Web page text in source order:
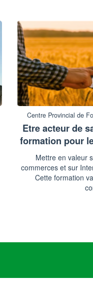
Centre Provincial de
Etre acteur de
formation pour
Mettre en valeur
commerces et sur
Cette formation